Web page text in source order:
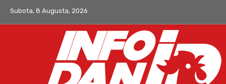
Subota, 8 Augusta, 2026